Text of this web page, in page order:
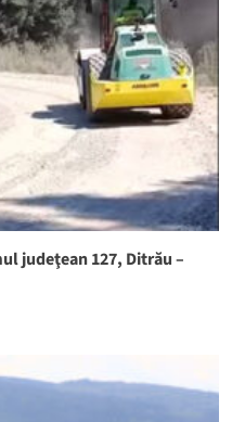
judeţean 127, Ditrău –